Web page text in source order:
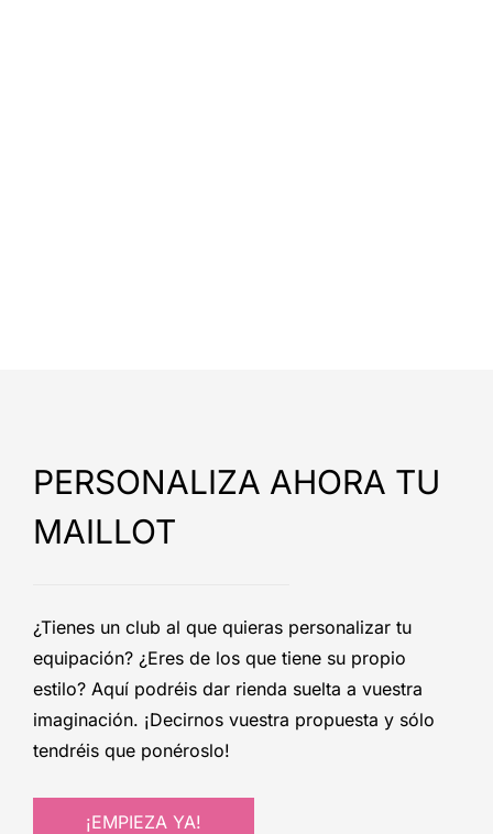
PERSONALIZA AHORA TU
MAILLOT
¿Tienes un club al que quieras personalizar tu
equipación? ¿Eres de los que tiene su propio
estilo? Aquí podréis dar rienda suelta a vuestra
imaginación. ¡Decirnos vuestra propuesta y sólo
tendréis que ponéroslo!
¡EMPIEZA YA!